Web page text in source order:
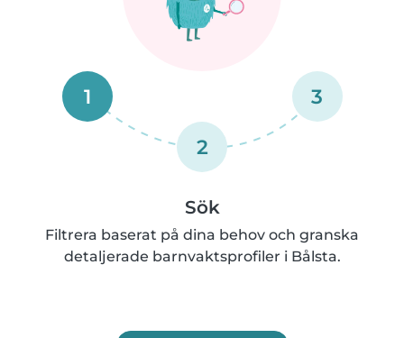
1
2
3
Sök
Filtrera baserat på dina behov och granska
detaljerade barnvaktsprofiler i Bålsta.